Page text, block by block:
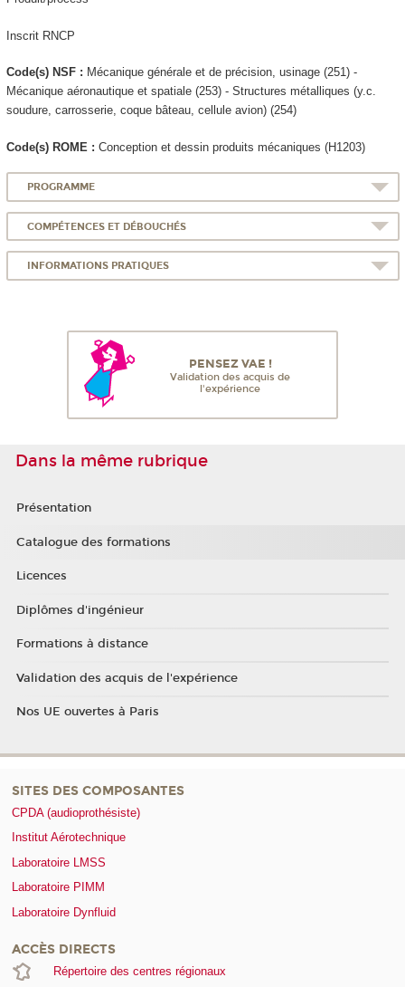
Inscrit RNCP
Code(s) NSF : Mécanique générale et de précision, usinage (251) -
Mécanique aéronautique et spatiale (253) - Structures métalliques (y.c.
soudure, carrosserie, coque bâteau, cellule avion) (254)
Code(s) ROME : Conception et dessin produits mécaniques (H1203)
PROGRAMME
COMPÉTENCES ET DÉBOUCHÉS
INFORMATIONS PRATIQUES
PENSEZ VAE !
Validation des acquis de
l'expérience
Dans la même rubrique
Présentation
Catalogue des formations
Licences
Diplômes d'ingénieur
Formations à distance
Validation des acquis de l'expérience
Nos UE ouvertes à Paris
SITES DES COMPOSANTES
CPDA (audioprothésiste)
Institut Aérotechnique
Laboratoire LMSS
Laboratoire PIMM
Laboratoire Dynfluid
ACCÈS DIRECTS
Répertoire des centres régionaux